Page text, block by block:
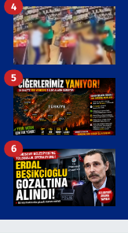
4
5
6